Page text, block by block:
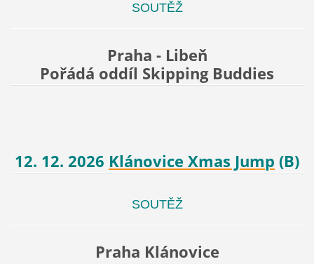
SOUTĚŽ
Praha - Libeň
Pořádá oddíl Skipping Buddies
12. 12. 2026 Klánovice Xmas Jump (B)
SOUTĚŽ
Praha Klánovice